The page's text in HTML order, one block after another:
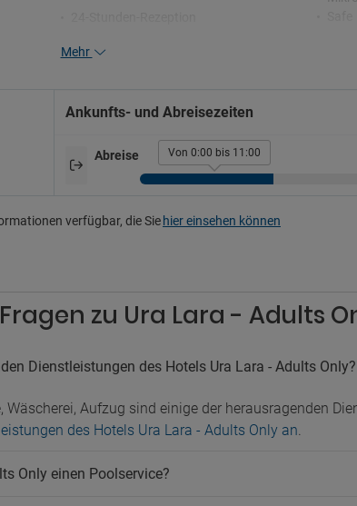
Parkplatz
Parkplatz
Das Rauchen ist verboten
Mehr
Ankunfts- und Abreisezeiten
Abreise Von 0:00 bis 11:00
verfügbar, die Sie hier einsehen können
zu Ura Lara - Adults
Dienstleistungen des Hotels Ura Lara - Adults Only?
Wäscherei, Aufzug sind einige der herausragenden
des Hotels Ura Lara - Adults Only an.
Only einen Poolservice?